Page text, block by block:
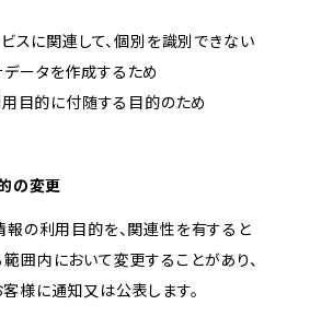
ビスに関連して、個別を識別できない
ータを作成するため
用目的に付随する目的のため
の変更
報の利用目的を、関連性を有すると
囲内において変更することがあり、
様に通知又は公表します。